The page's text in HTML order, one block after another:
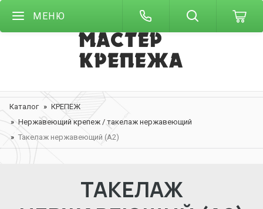
МЕНЮ
Каталог
КРЕПЕЖ
Нержавеющий крепеж / такелаж нержавеющий
Такелаж нержавеющий (А2)
ТАКЕЛАЖ